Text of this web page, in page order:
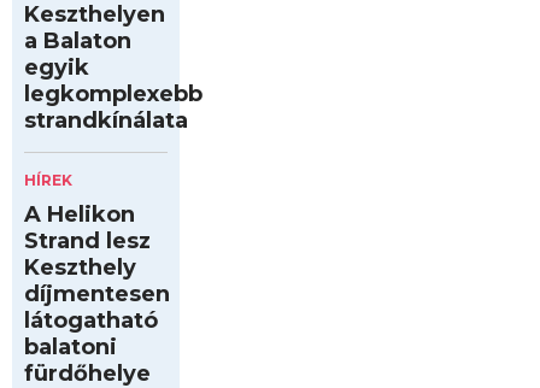
Keszthelyen
a Balaton
egyik
legkomplexebb
strandkínálata
HÍREK
A Helikon
Strand lesz
Keszthely
díjmentesen
látogatható
balatoni
fürdőhelye